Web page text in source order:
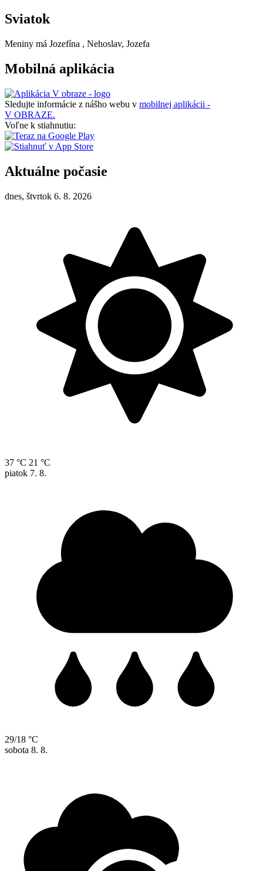
Sviatok
Meniny má Jozefína , Nehoslav, Jozefa
Mobilná aplikácia
Sledujte informácie z nášho webu v mobilnej aplikácii -
V OBRAZE.
Voľne k stiahnutiu:
Aktuálne počasie
dnes, štvrtok 6. 8. 2026
37 °C 21 °C
piatok 7. 8.
29/18 °C
sobota 8. 8.